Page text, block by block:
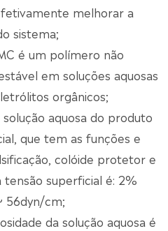
melhorar a
sistema;
é um polímero não
em soluções aquosas
orgânicos;
aquosa do produto
que tem as funções e
colóide protetor e
superficial é: 2%
56dyn/cm;
da solução aquosa é